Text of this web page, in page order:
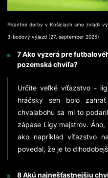
Pikantné derby v Košiciach sme zvládli
3-bodový výjazd (27. september 2025)
7 Ako vyzerá pre
pozemská chvíľa?
Určite veľké víťazstvo -
hráčsky sen bolo
chvalabohu sa mi to
zápase Ligy majstrov.
ako napríklad víťazstvo
povedal, že je to
8 Akú najnešťastnejšiu